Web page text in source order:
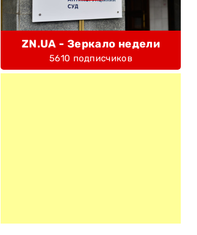
ZN.UA - Зеркало недели
5610 подписчиков